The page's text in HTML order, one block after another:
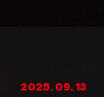
2025. 09. 13